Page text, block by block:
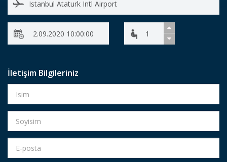
İletişim Bilgileriniz